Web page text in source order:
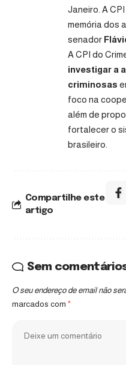
Janeiro. A
memória dos
senador
A CPI do
investigar a
criminosas
foco na
além de
fortalecer o
brasileiro.
Compartilhe este
artigo
Sem
O seu endereço de email não
marcados com *